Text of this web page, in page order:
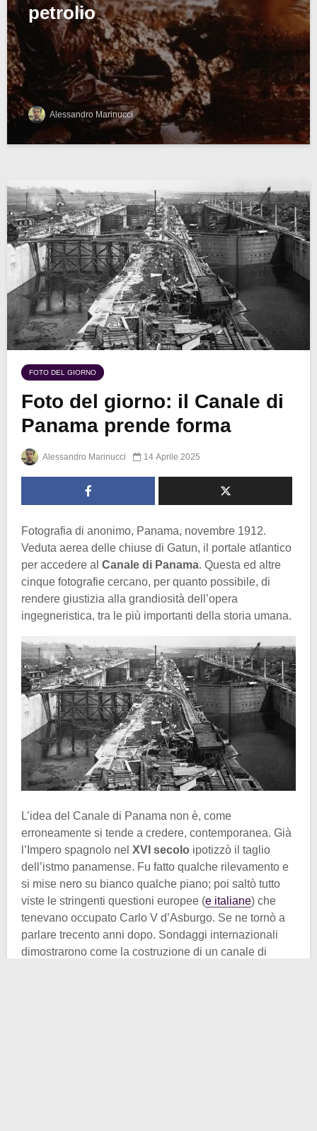
petrolio
Alessandro Marinucci
FOTO DEL GIORNO
Foto del giorno: il Canale di
Panama prende forma
Alessandro Marinucci 14 Aprile 2025
Fotografia di anonimo, Panama, novembre 1912.
Veduta aerea delle chiuse di Gatun, il portale atlantico
per accedere al Canale di Panama. Questa ed altre
cinque fotografie cercano, per quanto possibile, di
rendere giustizia alla grandiosità dell’opera
ingegneristica, tra le più importanti della storia umana.
L’idea del Canale di Panama non è, come
erroneamente si tende a credere, contemporanea. Già
l’Impero spagnolo nel XVI secolo ipotizzò il taglio
dell’istmo panamense. Fu fatto qualche rilevamento e
si mise nero su bianco qualche piano; poi saltò tutto
viste le stringenti questioni europee (e italiane) che
tenevano occupato Carlo V d’Asburgo. Se ne tornò a
parlare trecento anni dopo. Sondaggi internazionali
dimostrarono come la costruzione di un canale di